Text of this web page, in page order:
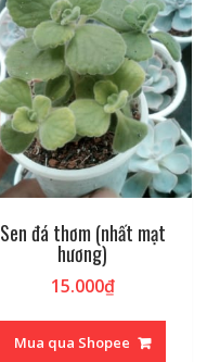
Sen đá thơm (nhất mạt
hương)
15.000₫
Mua qua Shopee